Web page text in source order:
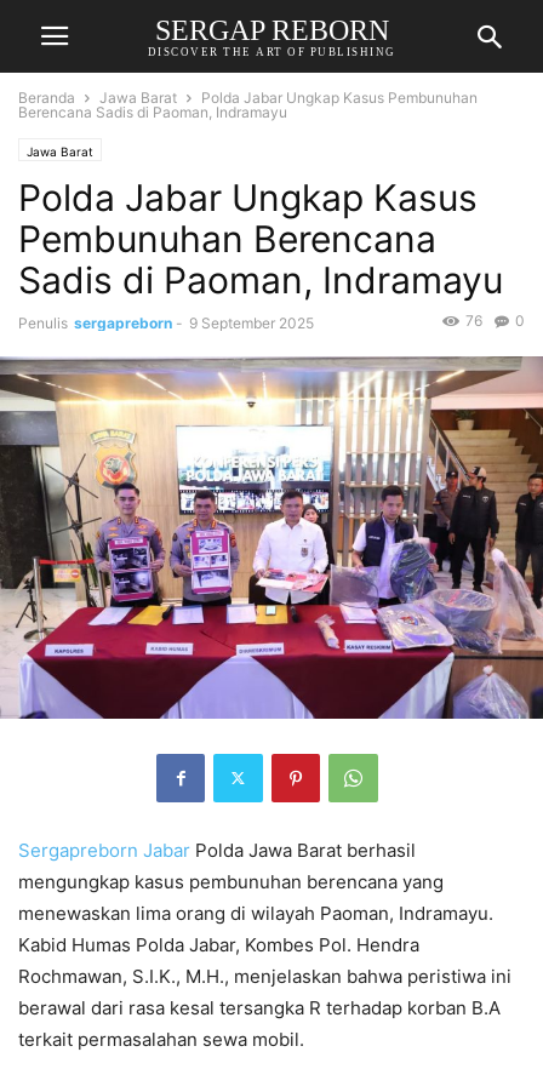
SERGAP REBORN
DISCOVER THE ART OF PUBLISHING
Beranda Jawa Barat
Polda Jabar Ungkap Kasus Pembunuhan
Berencana Sadis di Paoman, Indramayu
Jawa Barat
Polda Jabar Ungkap Kasus
Pembunuhan Berencana
Sadis di Paoman, Indramayu
Penulis sergapreborn - 9 September 2025 0
76
Sergapreborn Jabar Polda Jawa Barat berhasil
mengungkap kasus pembunuhan berencana yang
menewaskan lima orang di wilayah Paoman, Indramayu.
Kabid Humas Polda Jabar, Kombes Pol. Hendra
Rochmawan, S.I.K., M.H., menjelaskan bahwa peristiwa ini
berawal dari rasa kesal tersangka R terhadap korban B.A
terkait permasalahan sewa mobil.